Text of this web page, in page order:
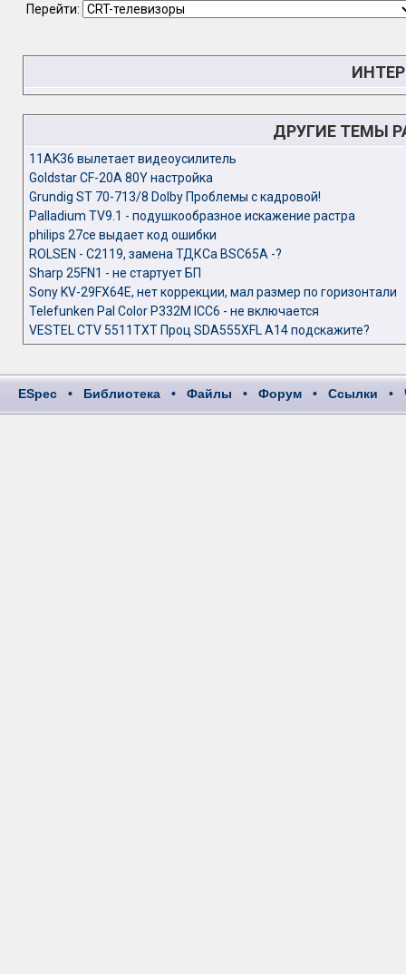
Перейти:
ДРУГИЕ ТЕМЫ
11AK36 вылетает видеоусилитель
Goldstar CF-20A 80Y настройка
Grundig ST 70-713/8 Dolby Проблемы с кадровой!
Palladium TV9.1 - подушкообразное искажение растра
philips 27ce выдает код ошибки
ROLSEN - C2119, замена ТДКСа BSC65A -?
Sharp 25FN1 - не стартует БП
Sony KV-29FX64E, нет коррекции, мал размер по горизонтали
Telefunken Pal Color P332M ICC6 - не включается
VESTEL CTV 5511TXT Проц SDA555XFL A14 подскажите?
ESpec • Библиотека • Файлы • Форум • Ссылки •